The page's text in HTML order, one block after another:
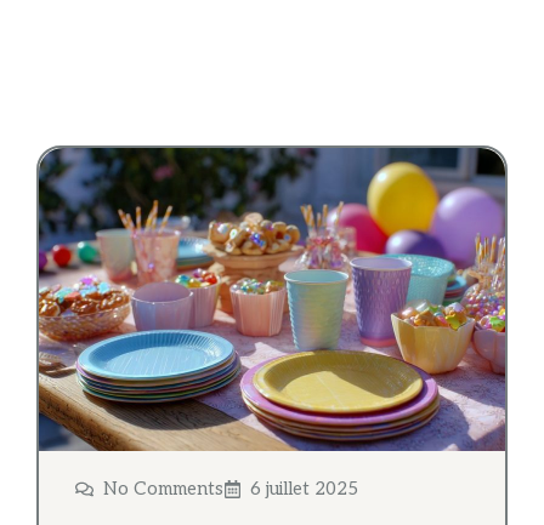
No Comments 6 juillet 2025